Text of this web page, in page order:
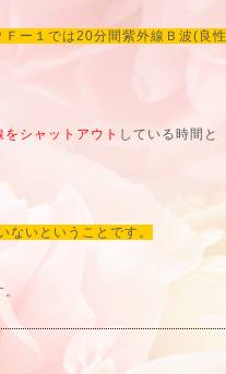
Ｆー１では20分間紫外線Ｂ波(良性
シャットアウト している時間と
いということです。